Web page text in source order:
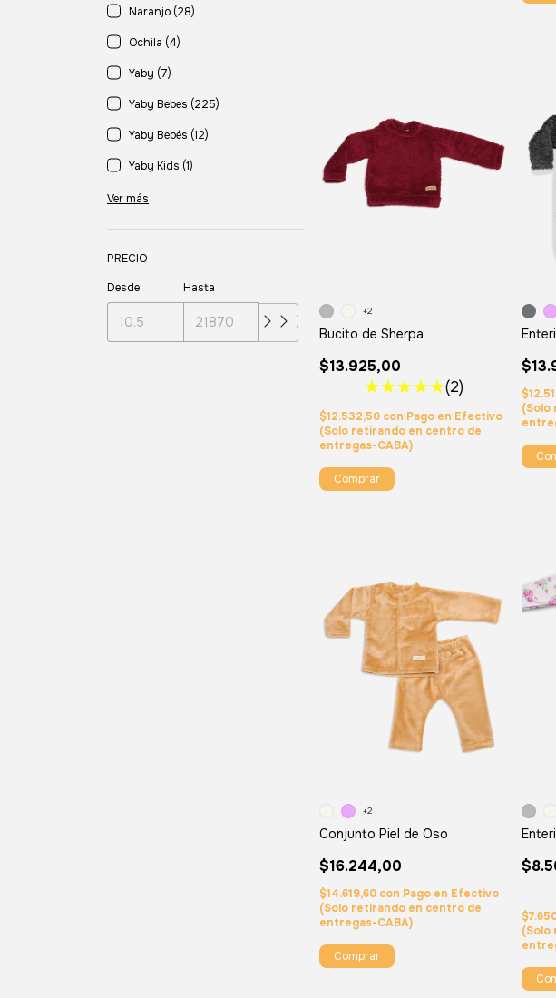
Naranjo (28)
Ochila (4)
Yaby (7)
Yaby Bebes (225)
Yaby Bebés (12)
Yaby Kids (1)
Ver más
PRECIO
Desde
Hasta
Bucito de Sherpa
$13.925,00
(2)
$12.532,50 con Pago en Efectivo
(Solo retirando en centro de
entregas-CABA)
+2
Comprar
(Solo
Conjunto Piel de Oso
$16.244,00
$14.619,60 con Pago en Efectivo
(Solo retirando en centro de
entregas-CABA)
+2
Comprar
(Solo